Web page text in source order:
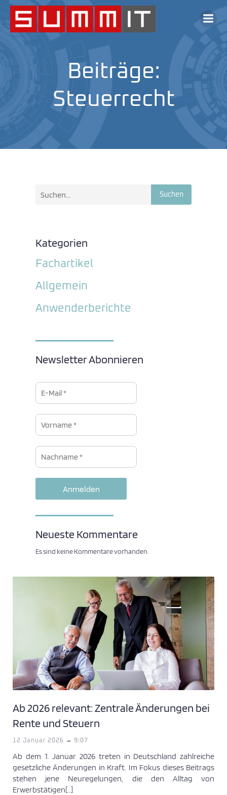
Beiträge:
Steuerrecht
Suchen
Kategorien
Fachartikel
Allgemein
Anwenderberichte
Newsletter Abonnieren
Neueste Kommentare
Es sind keine Kommentare vorhanden.
Ab 2026 relevant: Zentrale Änderungen bei
Rente und Steuern
12 Januar 2026 - 9:07
Ab dem 1. Januar 2026 treten in Deutschland zahlreiche
gesetzliche Änderungen in Kraft. Im Fokus dieses Beitrags
stehen jene Neuregelungen, die den Alltag von
Erwerbstätigen[…]